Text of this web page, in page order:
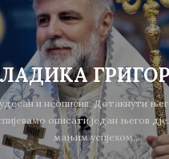
и неописив. Дотакнути
описати један његов
мањим успјехом...